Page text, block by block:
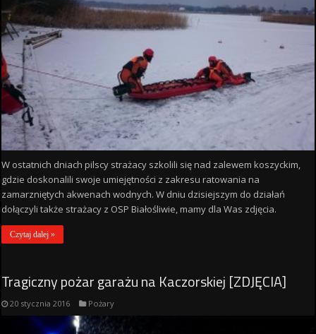
W ostatnich dniach pilscy strażacy szkolili się nad zalewem koszyckim,
gdzie doskonalili swoje umiejętności z zakresu ratowania na
zamarzniętych akwenach wodnych. W dniu dzisiejszym do działań
dołączyli także strażacy z OSP Białośliwie, mamy dla Was zdjęcia.
Czytaj dalej »
Tragiczny pożar garażu na Kaczorskiej [ZDJĘCIA]
20 stycznia 2016 Pożary